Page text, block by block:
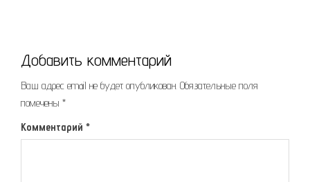
Добавить комментарий
Ваш адрес email не будет опубликован. Обязательные поля
помечены *
Комментарий *